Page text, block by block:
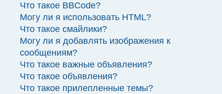
Что такое BBCode?
Могу ли я использовать HTML?
Что такое смайлики?
Могу ли я добавлять изображения к
сообщениям?
Что такое важные объявления?
Что такое объявления?
Что такое прилепленные темы?